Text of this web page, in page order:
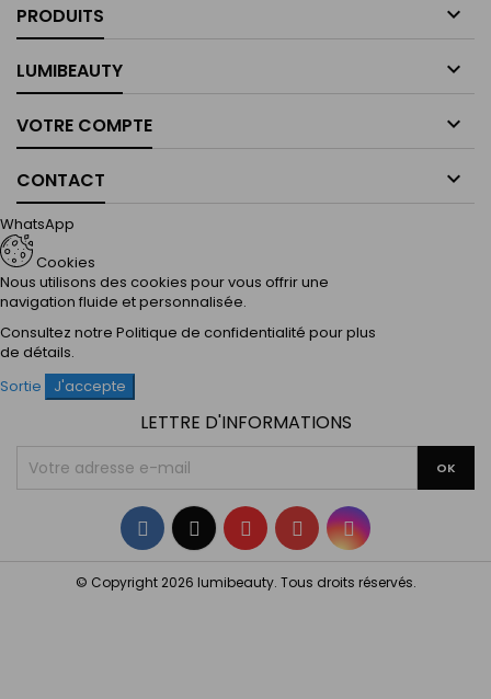
PRODUITS 
LUMIBEAUTY 
VOTRE COMPTE 
CONTACT 
WhatsApp
Cookies
Nous utilisons des cookies pour vous offrir une
navigation fluide et personnalisée.
Consultez notre Politique de confidentialité pour plus
de détails.
Sortie
J'accepte
LETTRE D'INFORMATIONS
Facebook
TwitterYouTubePinterestInstagram
© Copyright 2026 lumibeauty. Tous droits réservés.